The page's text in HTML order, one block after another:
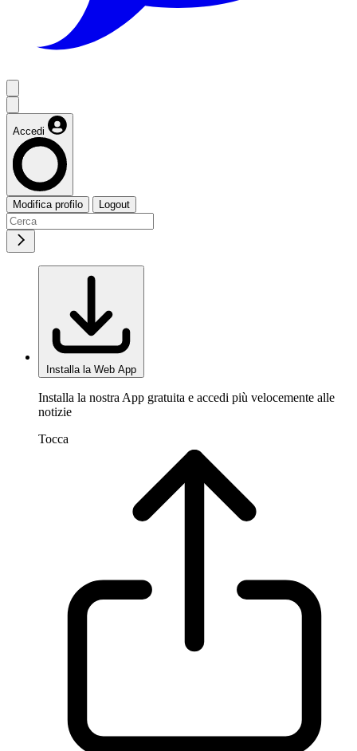
Accedi
Modifica profilo Logout
Installa la Web App
Installa la nostra App gratuita e accedi più velocemente alle
notizie
Tocca